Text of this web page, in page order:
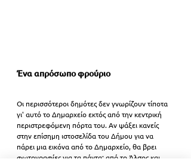
Ένα απρόσωπο φρούριο
Οι περισσότεροι δημότες δεν γνωρίζουν τίποτα
γι' αυτό το Δημαρχείο εκτός από την κεντρική
περιστρεφόμενη πόρτα του. Αν ψάξει κανείς
στην επίσημη ιστοσελίδα του Δήμου για να
πάρει μια εικόνα από το Δημαρχείο, θα βρει
φωτογραφίες για τα πάντα: από το Άλσος και